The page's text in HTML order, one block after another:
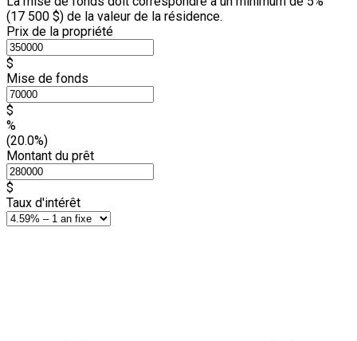
(17 500 $) de la valeur de la résidence.
Prix de la propriété
$
Mise de fonds
$
%
(20.0%)
Montant du prêt
$
Taux d'intérêt